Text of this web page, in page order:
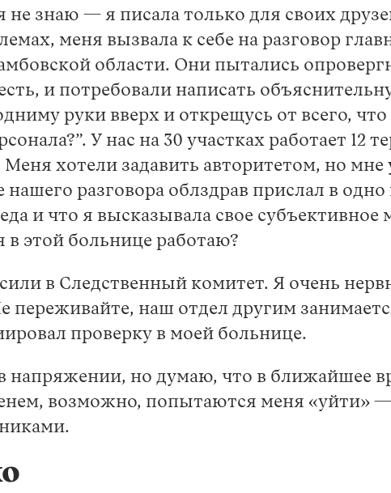
знаю — я писала только для своих
меня вызвала к себе на разговор
области. Они пытались
и потребовали написать
руки вверх и открещусь от всего,
У нас на 30 участках работает
Меня хотели задавить авторитетом, но
нашего разговора облздрав прислал в
и что я высказывала свое
в этой больнице работаю?
в Следственный комитет. Я очень
переживайте, наш отдел другим
проверку в моей больнице.
напряжении, но думаю, что в ближайшее
возможно, попытаются меня «уйти»